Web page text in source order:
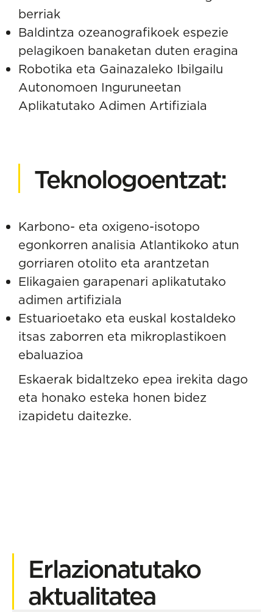
berriak
Baldintza ozeanografikoek espezie
pelagikoen banaketan duten eragina
Robotika eta Gainazaleko Ibilgailu
Autonomoen Inguruneetan
Aplikatutako Adimen Artifiziala
Teknologoentzat:
Karbono- eta oxigeno-isotopo
egonkorren analisia Atlantikoko atun
gorriaren otolito eta arantzetan
Elikagaien garapenari aplikatutako
adimen artifiziala
Estuarioetako eta euskal kostaldeko
itsas zaborren eta mikroplastikoen
ebaluazioa
Eskaerak bidaltzeko epea irekita dago
eta honako esteka honen bidez
izapidetu daitezke.
Erlazionatutako
aktualitatea